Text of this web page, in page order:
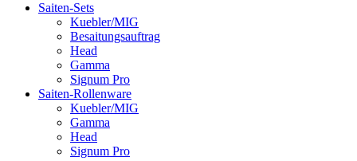
Saiten-Sets
Kuebler/MIG
Besaitungsauftrag
Head
Gamma
Signum Pro
Saiten-Rollenware
Kuebler/MIG
Gamma
Head
Signum Pro